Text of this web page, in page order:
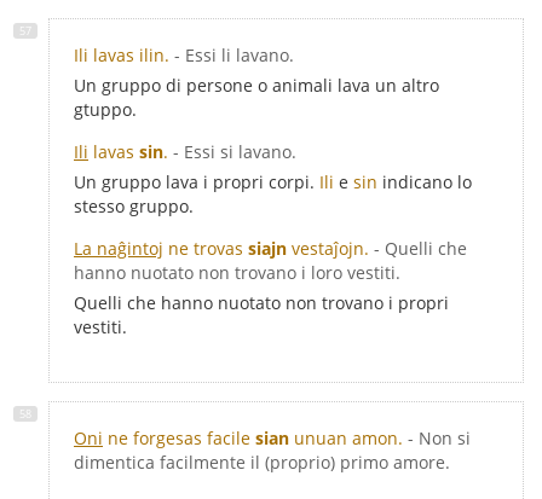
Ili lavas ilin. - Essi li lavano.
Un gruppo di persone o animali lava un altro
gtuppo.
Ili lavas sin. - Essi si lavano.
Un gruppo lava i propri corpi. Ili e sin indicano lo
stesso gruppo.
La naĝintoj ne trovas siajn vestaĵojn. - Quelli che
hanno nuotato non trovano i loro vestiti.
Quelli che hanno nuotato non trovano i propri
vestiti.
Oni ne forgesas facile sian unuan amon. - Non si
dimentica facilmente il (proprio) primo amore.